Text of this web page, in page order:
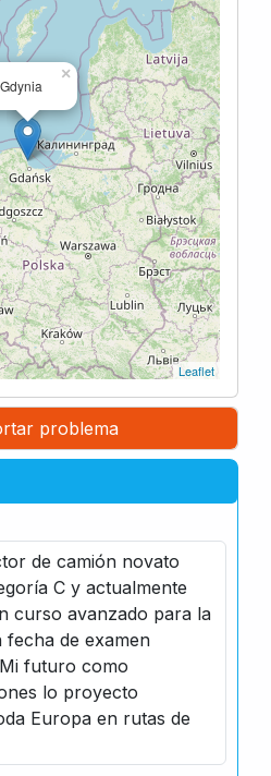
Gdynia
×
Leaflet
problema
de camión novato
C y actualmente
curso avanzado para la
de examen
futuro como
lo proyecto
Europa en rutas de